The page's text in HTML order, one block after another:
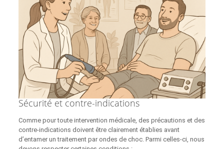
Sécurité et contre-indications
Comme pour toute intervention médicale, des précautions et des
contre-indications doivent être clairement établies avant
d’entamer un traitement par ondes de choc. Parmi celles-ci, nous